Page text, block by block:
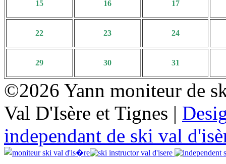
15 16 17
22 23 24
29 30 31
©2026 Yann moniteur de
Val D'Isère et Tignes |
independant de ski val